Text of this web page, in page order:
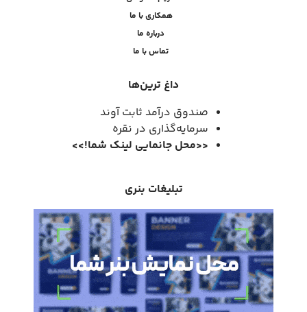
همکاری با ما
درباره ما
تماس با ما
داغ ترین‌ها
صندوق درآمد ثابت آوند
سرمایه‌گذاری در نقره
<<محل جانمایی لینک شما!
>>
تبلیغات بنری